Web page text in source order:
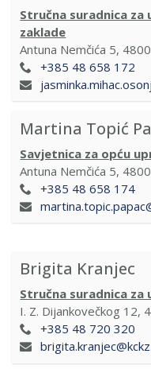
Stručna suradnica za
zaklade
Antuna Nemčića 5,
+385 48 658 172
Martina Topić
Savjetnica za opću
Antuna Nemčića 5,
+385 48 658 174
Brigita Kranjec
Stručna suradnica
I. Z. Dijankovečkog 12,
+385 48 720 320